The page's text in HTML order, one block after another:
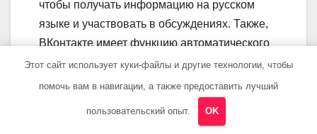
чтобы получать информацию на русском
языке и участвовать в обсуждениях. Также,
ВКонтакте имеет функцию автоматического
перевода, которая позволяет переводить
Этот сайт использует куки-файлы и другие технологии, чтобы
помочь вам в навигации, а также предоставить лучший
пользовательский опыт. OK